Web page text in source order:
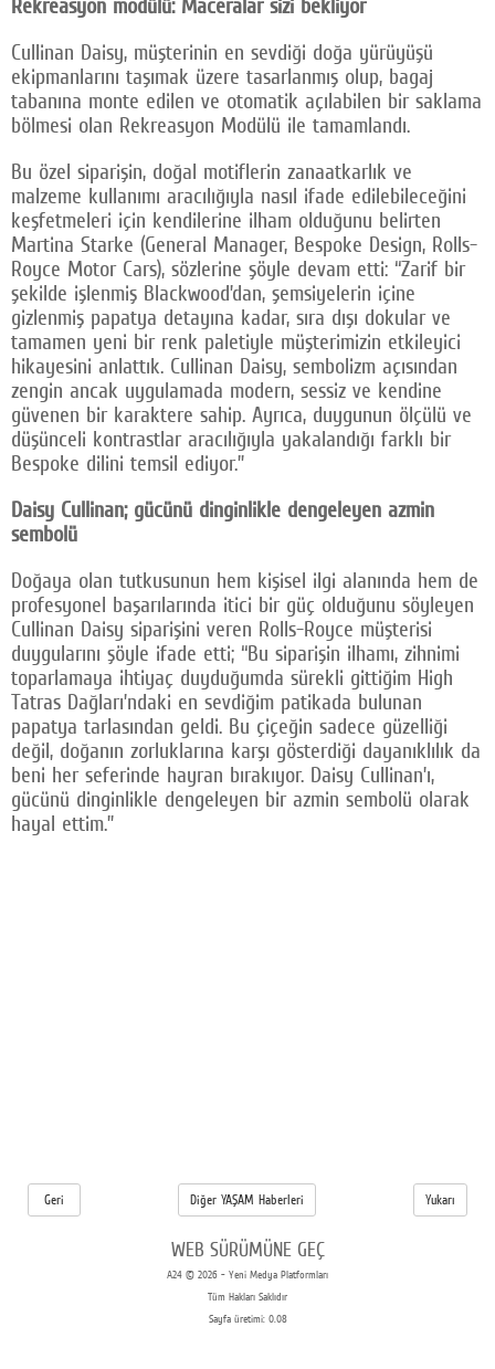
Rekreasyon modülü: Maceralar sizi bekliyor
Cullinan Daisy, müşterinin en sevdiği doğa yürüyüşü
ekipmanlarını taşımak üzere tasarlanmış olup, bagaj
tabanına monte edilen ve otomatik açılabilen bir saklama
bölmesi olan Rekreasyon Modülü ile tamamlandı.
Bu özel siparişin, doğal motiflerin zanaatkarlık ve
malzeme kullanımı aracılığıyla nasıl ifade edilebileceğini
keşfetmeleri için kendilerine ilham olduğunu belirten
Martina Starke (General Manager, Bespoke Design, Rolls-
Royce Motor Cars), sözlerine şöyle devam etti: “Zarif bir
şekilde işlenmiş Blackwood’dan, şemsiyelerin içine
gizlenmiş papatya detayına kadar, sıra dışı dokular ve
tamamen yeni bir renk paletiyle müşterimizin etkileyici
hikayesini anlattık. Cullinan Daisy, sembolizm açısından
zengin ancak uygulamada modern, sessiz ve kendine
güvenen bir karaktere sahip. Ayrıca, duygunun ölçülü ve
düşünceli kontrastlar aracılığıyla yakalandığı farklı bir
Bespoke dilini temsil ediyor.”
Daisy Cullinan; gücünü dinginlikle dengeleyen azmin
sembolü
Doğaya olan tutkusunun hem kişisel ilgi alanında hem de
profesyonel başarılarında itici bir güç olduğunu söyleyen
Cullinan Daisy siparişini veren Rolls-Royce müşterisi
duygularını şöyle ifade etti; “Bu siparişin ilhamı, zihnimi
toparlamaya ihtiyaç duyduğumda sürekli gittiğim High
Tatras Dağları’ndaki en sevdiğim patikada bulunan
papatya tarlasından geldi. Bu çiçeğin sadece güzelliği
değil, doğanın zorluklarına karşı gösterdiği dayanıklılık da
beni her seferinde hayran bırakıyor. Daisy Cullinan’ı,
gücünü dinginlikle dengeleyen bir azmin sembolü olarak
hayal ettim.”
Geri Diğer YAŞAM Haberleri Yukarı
WEB SÜRÜMÜNE GEÇ
A24 © 2026 - Yeni Medya Platformları
Tüm Hakları Saklıdır
Sayfa üretimi: 0.08